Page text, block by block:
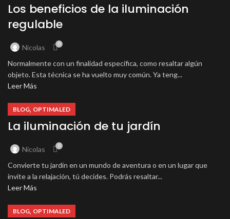
Los beneficios de la iluminación
regulable
Nicolas 0
Normalmente con un finalidad específica, como resaltar algún
objeto. Esta técnica se ha vuelto muy común. Ya teng...
Leer Más
BLOG, OPTIMALED
La iluminación de tu jardín
Nicolas 0
Convierte tu jardín en un mundo de aventura o en un lugar que
invite a la relajación, tú decides. Podrás resaltar...
Leer Más
BLOG, OPTIMALED